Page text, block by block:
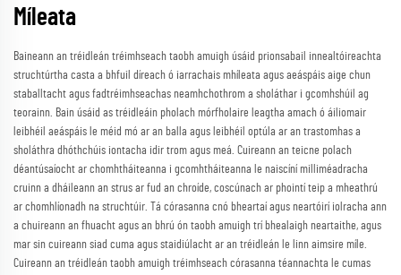
Míleata
Baineann an tréidleán tréimhseach taobh amuigh úsáid prionsabail innealtóireachta
struchtúrtha casta a bhfuil díreach ó iarrachais mhíleata agus aeáspáis aige chun
staballtacht agus fadtréimhseachas neamhchothrom a sholáthar i gcomhshúil ag
teorainn. Bain úsáid as tréidleáin pholach mórfholaire leagtha amach ó áiliomair
leibhéil aeáspáis le méid mó ar an balla agus leibhéil optúla ar an trastomhas a
sholáthra dhóthchúis iontacha idir trom agus meá. Cuireann an teicne polach
déantúsaíocht ar chomhtháiteanna i gcomhtháiteanna le naiscíní milliméadracha
cruinn a dháileann an strus ar fud an chroíde, coscúnach ar phointí teip a mheathrú
ar chomhlíonadh na struchtúir. Tá córasanna cnó bheartaí agus neartóirí iolracha ann
a chuireann an fhuacht agus an bhrú ón taobh amuigh trí bhealaigh neartaithe, agus
mar sin cuireann siad cuma agus staidiúlacht ar an tréidleán le linn aimsire míle.
Cuireann an tréidleán taobh amuigh tréimhseach córasanna téannachta le cumas